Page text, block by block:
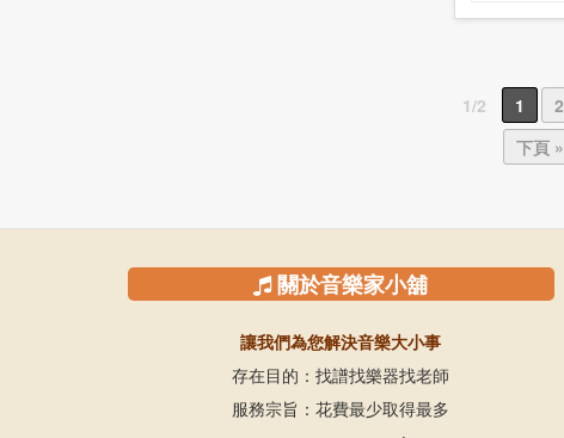
1/2 1
2
下頁 »
關於音樂家小舖
讓我們為您解決音樂大小事
存在目的：找譜找樂器找老師
服務宗旨：花費最少取得最多